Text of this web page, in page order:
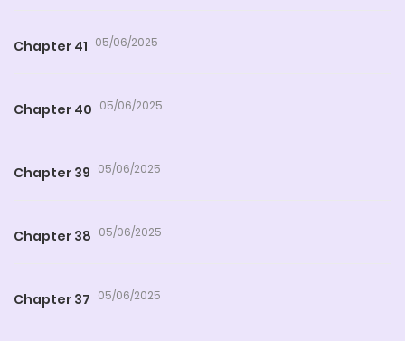
Chapter 41 05/06/2025
Chapter 40 05/06/2025
Chapter 39 05/06/2025
Chapter 38 05/06/2025
Chapter 37 05/06/2025